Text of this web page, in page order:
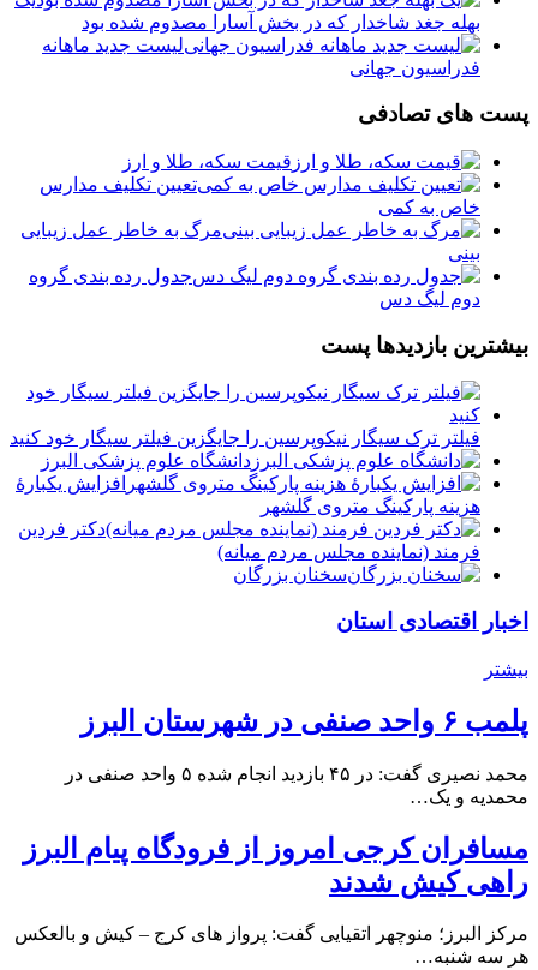
بهله جغد شاخدار که در بخش آسارا مصدوم شده بود
لیست جدید ماهانه
فدراسیون جهانی
پست های تصادفی
️قیمت سکه، طلا و ارز
️تعیین تکلیف مدارس
خاص به کمی
مرگ به خاطر عمل زیبایی
بینی
جدول رده بندی گروه
دوم لیگ دس
بیشترین بازدیدها پست
فیلتر ترک سیگار نیکوپرسین را جایگزین فیلتر سیگار خود کنید
دانشگاه علوم پزشکی البرز
افزایش یکبارۀ
هزینه پارکینگ متروی گلشهر
دكتر فردين
فرمند (نماينده مجلس مردم میانه)
سخنان بزرگان
اخبار اقتصادی استان
بیشتر
پلمب ۶ واحد صنفی در شهرستان البرز
محمد نصیری گفت: در ۴۵ بازدید انجام شده ۵ واحد صنفی در
محمدیه و یک…
مسافران کرجی امروز از فرودگاه پیام البرز
راهی کیش شدند
مرکز البرز؛ منوچهر اتقیایی گفت: پرواز های کرج – کیش و بالعکس
هر سه شنبه…